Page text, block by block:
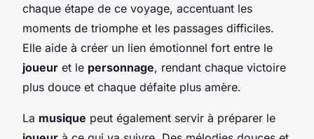
chaque étape de ce voyage, accentuant les
moments de triomphe et les passages difficiles.
Elle aide à créer un lien émotionnel fort entre le
joueur et le personnage, rendant chaque victoire
plus douce et chaque défaite plus amère.
La musique peut également servir à préparer le